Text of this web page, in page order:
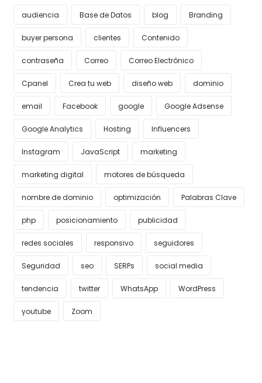
audiencia Base de Datos blog Branding
buyer persona clientes Contenido
contraseña Correo Correo Electrónico
Cpanel Crea tu web diseño web dominio
email Facebook google Google Adsense
Google Analytics Hosting Influencers
Instagram JavaScript marketing
marketing digital motores de búsqueda
nombre de dominio optimización Palabras Clave
php posicionamiento publicidad
redes sociales responsivo seguidores
Seguridad seo SERPs social media
tendencia twitter WhatsApp WordPress
youtube Zoom